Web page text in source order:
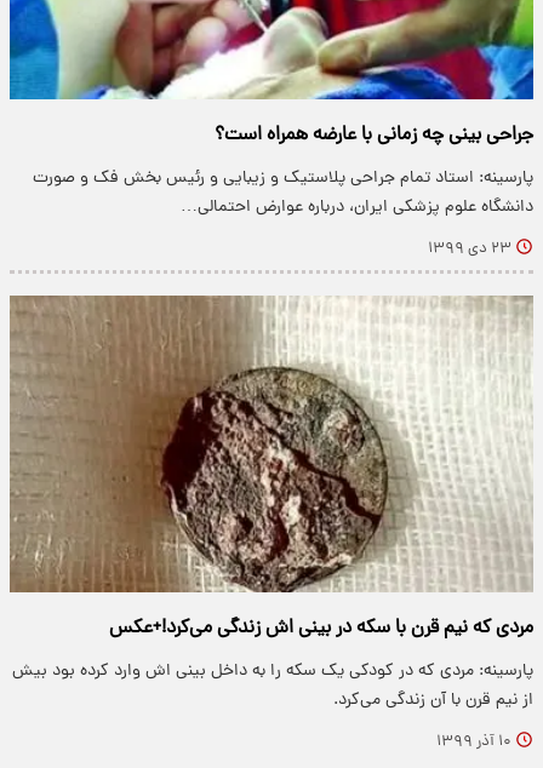
جراحی بینی چه زمانی با عارضه همراه است؟
پارسینه: استاد تمام جراحی پلاستیک و زیبایی و رئیس بخش فک و صورت
دانشگاه علوم پزشکی ایران، درباره عوارض احتمالی…
۲۳ دی ۱۳۹۹
مردی که نیم قرن با سکه در بینی اش زندگی می‌کرد!+عکس
پارسینه: مردی که در کودکی یک سکه را به داخل بینی اش وارد کرده بود بیش
از نیم قرن با آن زندگی می‌کرد.
۱۰ آذر ۱۳۹۹